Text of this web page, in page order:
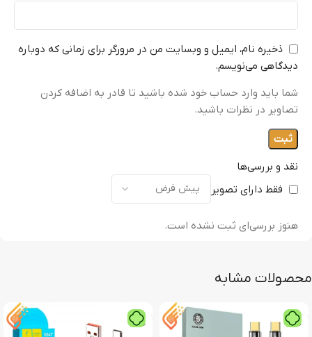
نقد و بررسی‌ها
فقط دارای تصویر
هنوز بررسی‌ای ثبت نشده است.
ذخیره نام، ایمیل و وبسایت من در مرورگر برای زمانی که دوباره
دیدگاهی می‌نویسم.
شما باید وارد حساب خود شده باشید تا قادر به اضافه کردن
تصاویر در نظرات باشید.
محصولات مشابه